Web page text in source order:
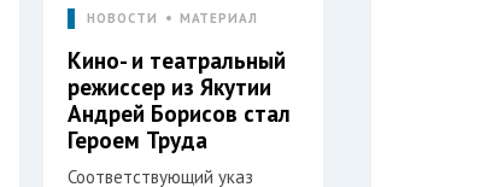
НОВОСТИ МАТЕРИАЛ
Кино- и театральный
режиссер из Якутии
Андрей Борисов стал
Героем Труда
Соответствующий указ